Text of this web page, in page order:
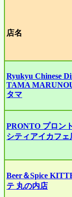
店名
Ryukyu Chinese
TAMA
タマ
PRONTO プロン
シティアイカフェ
Beer＆Spice
テ 丸の内店